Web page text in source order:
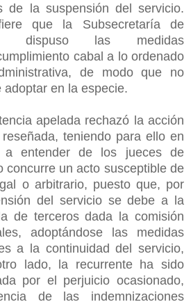
de la suspensión del servicio.
que la Subsecretaría de
dispuso las medidas
cabal a lo ordenado
de modo que no
en la especie.
apelada rechazó la acción
teniendo para ello en
a entender de los jueces de
concurre un acto susceptible de
o arbitrario, puesto que, por
del servicio se debe a la
de terceros dada la comisión
adoptándose las medidas
a la continuidad del servicio,
lado, la recurrente ha sido
por el perjuicio ocasionado,
de las indemnizaciones